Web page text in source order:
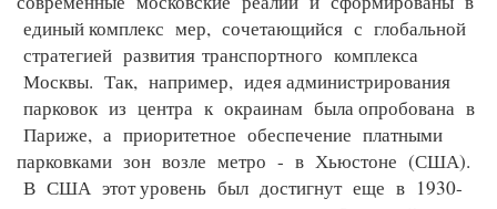
единый комплекс мер, сочетающийся с глобальной
стратегией развития транспортного комплекса
Москвы. Так, например, идея администрирования
парковок из центра к окраинам была опробована в
Париже, а приоритетное обеспечение платными
парковками зон возле метро - в Хьюстоне (США).
В США этот уровень был достигнут еще в 1930-